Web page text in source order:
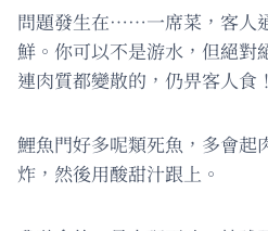
問題發生在⋯…一席菜，客人
鮮。你可以不是游水，但絕對
連肉質都變散的，仍畀客人食！
鯉魚門好多呢類死魚，多會起
炸，然後用酸甜汁跟上。